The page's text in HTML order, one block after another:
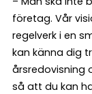
företag. Vår
regelverk i en
kan känna dig
årsredovisning
så att du kan